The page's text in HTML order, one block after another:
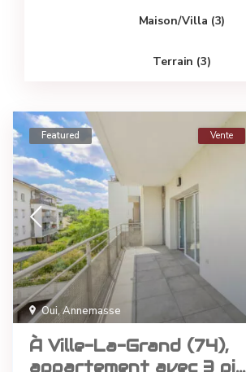
Maison/villa (3)
Terrain (3)
Oui,Annemasse
Featured Vente
À Ville-La-Grand (74),
appartement avec 3 pi...